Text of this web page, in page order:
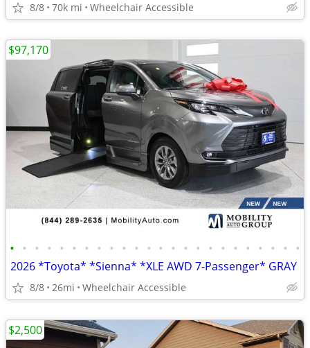
8/8 70k mi Wheelchair Accessible
• • • • • • • • • • • • • • • • • • • • • • • •
2026 *Toyota* *Sienna* *XLE AWD 7-Passenger* GRAY
8/8 26mi Wheelchair Accessible
$97,170
$2,500